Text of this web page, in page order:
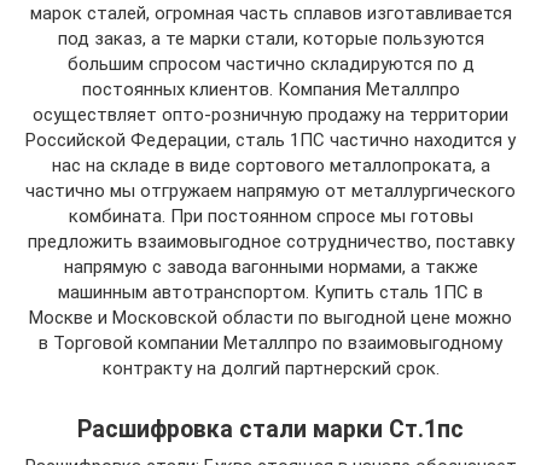
марок сталей, огромная часть сплавов изготавливается
под заказ, а те марки стали, которые пользуются
большим спросом частично складируются по д
постоянных клиентов. Компания Металлпро
осуществляет опто-розничную продажу на территории
Российской Федерации, сталь 1ПС частично находится у
нас на складе в виде сортового металлопроката, а
частично мы отгружаем напрямую от металлургического
комбината. При постоянном спросе мы готовы
предложить взаимовыгодное сотрудничество, поставку
напрямую с завода вагонными нормами, а также
машинным автотранспортом. Купить сталь 1ПС в
Москве и Московской области по выгодной цене можно
в Торговой компании Металлпро по взаимовыгодному
контракту на долгий партнерский срок.
Расшифровка стали марки Ст.1пс